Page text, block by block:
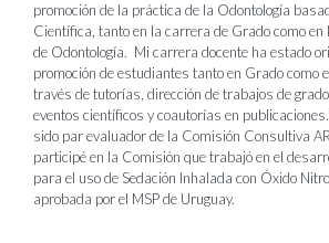
promoción de la práctica de la Odontología
Científica, tanto en la carrera de Grado como en
de Odontología. Mi carrera docente ha estado
promoción de estudiantes tanto en Grado como
través de tutorías, dirección de trabajos de
eventos científicos y coautorías en
sido par evaluador de la Comisión Consultiva
participé en la Comisión que trabajó en el
para el uso de Sedación Inhalada con Óxido
aprobada por el MSP de Uruguay.